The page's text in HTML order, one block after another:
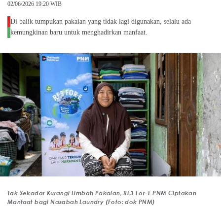
02/06/2026 19:20 WIB
Di balik tumpukan pakaian yang tidak lagi digunakan, selalu ada
kemungkinan baru untuk menghadirkan manfaat.
Tak Sekadar Kurangi Limbah Pakaian, RE3 For-E PNM Ciptakan
Manfaat bagi Nasabah Laundry (Foto: dok PNM)